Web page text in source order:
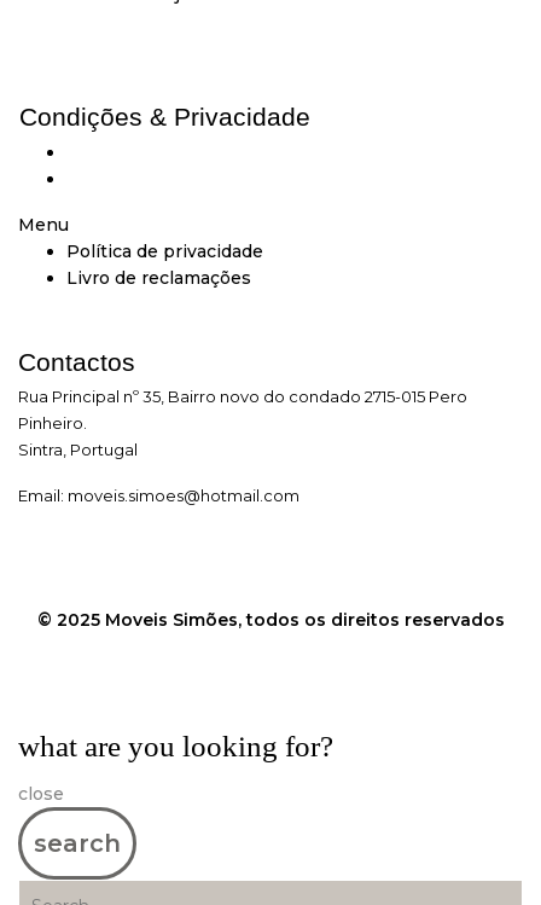
Condições & Privacidade
Menu
Política de privacidade
Livro de reclamações
Contactos
Rua Principal nº 35, Bairro novo do condado 2715-015 Pero
Pinheiro.
Sintra, Portugal
Email: moveis.simoes@hotmail.com
© 2025 Moveis Simões, todos os direitos reservados
what are you looking for?
close
search